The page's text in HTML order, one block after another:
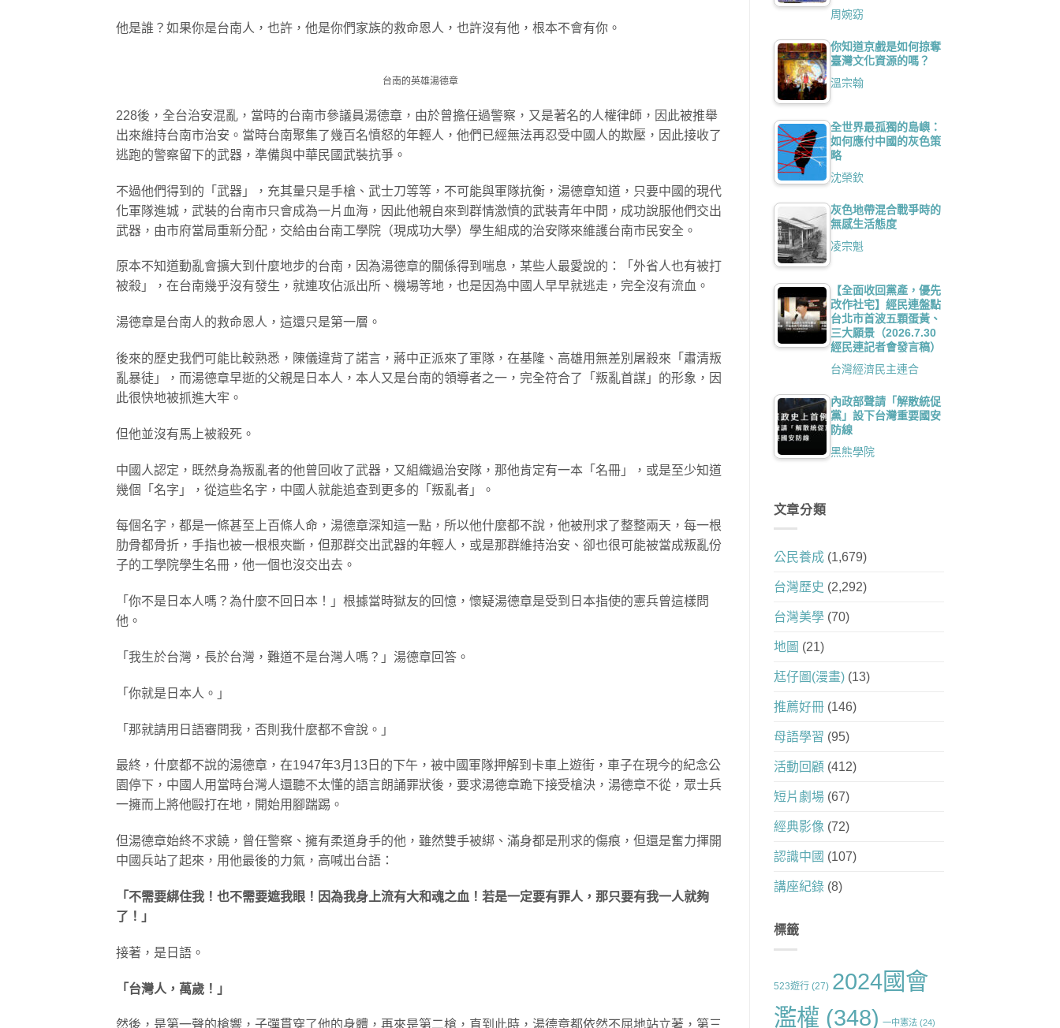
他是誰？如果你是台南人，也許，他是你們家族的救命恩人，也許沒有他，根本不會有你。
台南的英雄湯德章
228後，全台治安混亂，當時的台南市參議員湯德章，由於曾擔任過警察，又是著名的人權律師，因此被推舉
出來維持台南市治安。當時台南聚集了幾百名憤怒的年輕人，他們已經無法再忍受中國人的欺壓，因此接收了
逃跑的警察留下的武器，準備與中華民國武裝抗爭。
不過他們得到的「武器」，充其量只是手槍、武士刀等等，不可能與軍隊抗衡，湯德章知道，只要中國的現代
化軍隊進城，武裝的台南市只會成為一片血海，因此他親自來到群情激憤的武裝青年中間，成功說服他們交出
武器，由市府當局重新分配，交給由台南工學院（現成功大學）學生組成的治安隊來維護台南市民安全。
原本不知道動亂會擴大到什麼地步的台南，因為湯德章的關係得到喘息，某些人最愛說的：「外省人也有被打
被殺」，在台南幾乎沒有發生，就連攻佔派出所、機場等地，也是因為中國人早早就逃走，完全沒有流血。
湯德章是台南人的救命恩人，這還只是第一層。
後來的歷史我們可能比較熟悉，陳儀違背了諾言，蔣中正派來了軍隊，在基隆、高雄用無差別屠殺來「肅清叛
亂暴徒」，而湯德章早逝的父親是日本人，本人又是台南的領導者之一，完全符合了「叛亂首謀」的形象，因
此很快地被抓進大牢。
但他並沒有馬上被殺死。
中國人認定，既然身為叛亂者的他曾回收了武器，又組織過治安隊，那他肯定有一本「名冊」，或是至少知道
幾個「名字」，從這些名字，中國人就能追查到更多的「叛亂者」。
每個名字，都是一條甚至上百條人命，湯德章深知這一點，所以他什麼都不說，他被刑求了整整兩天，每一根
肋骨都骨折，手指也被一根根夾斷，但那群交出武器的年輕人，或是那群維持治安、卻也很可能被當成叛亂份
子的工學院學生名冊，他一個也沒交出去。
「你不是日本人嗎？為什麼不回日本！」根據當時獄友的回憶，懷疑湯德章是受到日本指使的憲兵曾這樣問
他。
「我生於台灣，長於台灣，難道不是台灣人嗎？」湯德章回答。
「你就是日本人。」
「那就請用日語審問我，否則我什麼都不會說。」
最終，什麼都不說的湯德章，在1947年3月13日的下午，被中國軍隊押解到卡車上遊街，車子在現今的紀念公
園停下，中國人用當時台灣人還聽不太懂的語言朗誦罪狀後，要求湯德章跪下接受槍決，湯德章不從，眾士兵
一擁而上將他毆打在地，開始用腳踹踢。
但湯德章始終不求饒，曾任警察、擁有柔道身手的他，雖然雙手被綁、滿身都是刑求的傷痕，但還是奮力揮開
中國兵站了起來，用他最後的力氣，高喊出台語：
「不需要綁住我！也不需要遮我眼！因為我身上流有大和魂之血！若是一定要有罪人，那只要有我一人就夠
了！」
接著，是日語。
「台灣人，萬歲！」
然後，是第一聲的槍響，子彈貫穿了他的身體，再來是第二槍，直到此時，湯德章都依然不屈地站立著，第三
周婉窈
你知道京戲是如何掠奪
臺灣文化資源的嗎？
溫宗翰
全世界最孤獨的島嶼：
如何應付中國的灰色策
略
沈榮欽
灰色地帶混合戰爭時的
無感生活態度
凌宗魁
【全面收回黨產，優先
改作社宅】經民連盤點
台北市首波五顆蛋黃、
三大願景（2026.7.30
經民連記者會發言稿）
台灣經濟民主連合
內政部聲請「解散統促
黨」設下台灣重要國安
防線
黑熊學院
文章分類
公民養成(1,679)
台灣歷史 (2,292)
台灣美學(70)
地圖 (21)
尪仔圖(漫畫)(13)
推薦好冊(146)
母語學習 (95)
活動回顧 (412)
短片劇場(67)
經典影像 (72)
認識中國 (107)
講座紀錄(8)
標籤
523遊行(27) 2024國會
濫權 (348) 一中憲法(24)